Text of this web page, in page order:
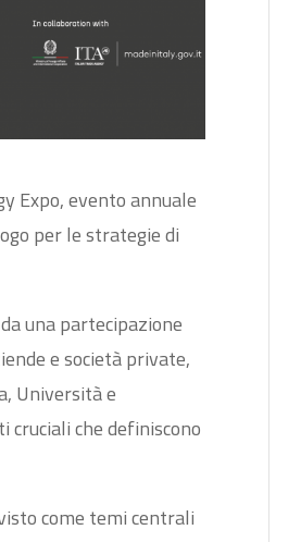
Expo, evento annuale
per le strategie di
una partecipazione
e società private,
Università e
cruciali che definiscono
come temi centrali